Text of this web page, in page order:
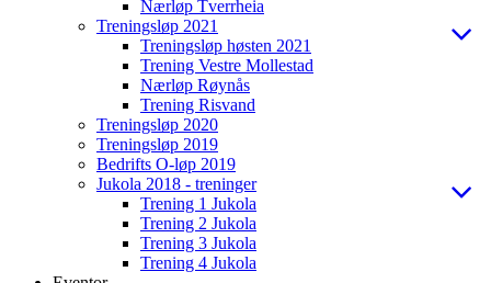
Nærløp Tverrheia
Treningsløp 2021
Treningsløp høsten 2021
Trening Vestre Mollestad
Nærløp Røynås
Trening Risvand
Treningsløp 2020
Treningsløp 2019
Bedrifts O-løp 2019
Jukola 2018 - treninger
Trening 1 Jukola
Trening 2 Jukola
Trening 3 Jukola
Trening 4 Jukola